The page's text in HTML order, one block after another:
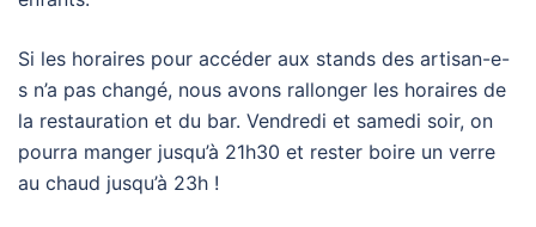
Si les horaires pour accéder aux stands des artisan-e-
s n’a pas changé, nous avons rallonger les horaires de
la restauration et du bar. Vendredi et samedi soir, on
pourra manger jusqu’à 21h30 et rester boire un verre
au chaud jusqu’à 23h !